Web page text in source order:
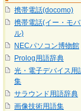
携帯電話(docomo)
携帯電話(イー・モバ
ル)
NECパソコン博物館
Prolog用語辞典
光・電子デバイス用
集
サラウンド用語辞典
画像技術用語集